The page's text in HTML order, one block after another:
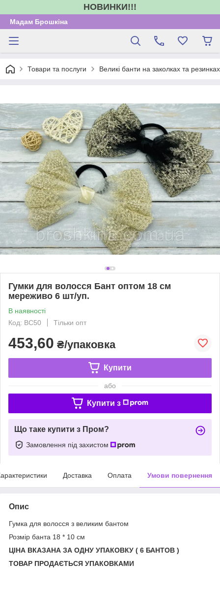
НОВИНКИ!!!
Мадам Брошкіна
Товари та послуги Великі банти на заколках та
Гумки для волосся Бант оптом 18 см
мереживо 6 шт/уп.
В наявності
Код: ВС50
Тільки опт
453,60 ₴/упаковка
Купити
або
Купити з
Що таке купити з Пром?
Замовлення під захистом
Доставка Оплата Умови повернення
Опис
Гумка для волосся з великим бантом
Розмір банта 18 * 10 см
ЦІНА ВКАЗАНА ЗА ОДНУ УПАКОВКУ ( 6 БАНТОВ )
ТОВАР ПРОДАЄТЬСЯ УПАКОВКАМИ